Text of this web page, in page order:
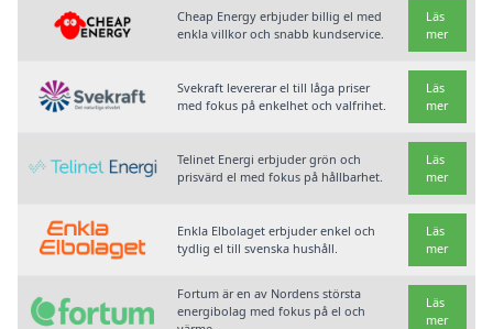
Cheap Energy erbjuder billig el med
enkla villkor och snabb kundservice.
Läs
mer
Svekraft levererar el till låga priser
med fokus på enkelhet och valfrihet.
Läs
mer
Telinet Energi erbjuder grön och
prisvärd el med fokus på hållbarhet.
Läs
mer
Enkla Elbolaget erbjuder enkel och
tydlig el till svenska hushåll.
Läs
mer
Fortum är en av Nordens största
energibolag med fokus på el och
Läs
mer